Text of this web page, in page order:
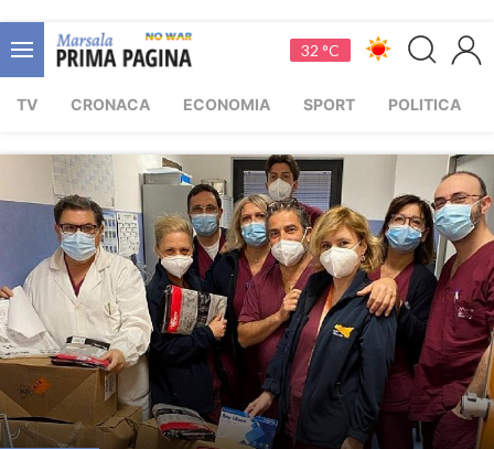
32 °C
TV CRONACA ECONOMIA SPORT POLITICA